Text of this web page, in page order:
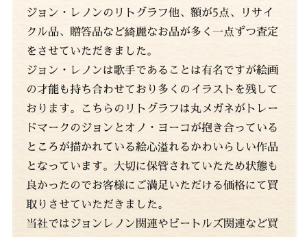
ジョン・レノンのリトグラフ他、額が5点、リサイ
クル品、贈答品など綺麗なお品が多く一点ずつ査定
をさせていただきました。
ジョン・レノンは歌手であることは有名ですが絵画
の才能も持ち合わせており多くのイラストを残して
おります。こちらのリトグラフは丸メガネがトレー
ドマークのジョンとオノ・ヨーコが抱き合っている
ところが描かれている絵心溢れるかわいらしい作品
となっています。大切に保管されていたため状態も
良かったのでお客様にご満足いただける価格にて買
取りさせていただきました。
当社ではジョンレノン関連やビートルズ関連など買